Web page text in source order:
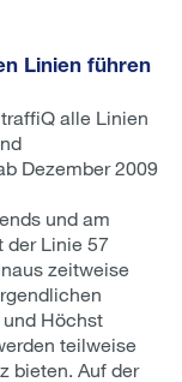
Linien führen
alle Linien
Dezember 2009
und am
der Linie 57
zeitweise
Höchst
teilweise
bieten. Auf der